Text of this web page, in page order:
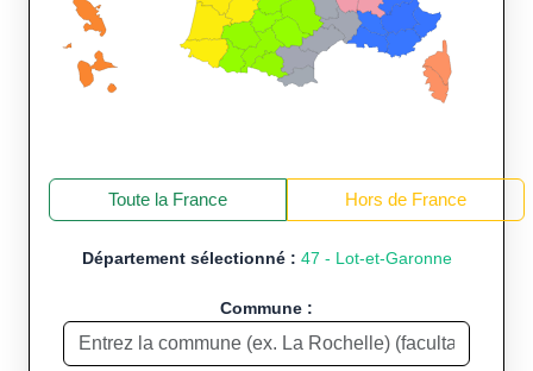
Toute la France Hors de France
Département sélectionné : 47 - Lot-et-Garonne
Commune :